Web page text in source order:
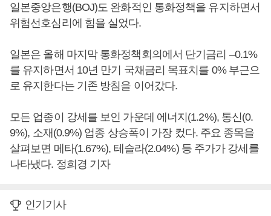
일본중앙은행(BOJ)도 완화적인 통화정책을 유지하면서
위험선호심리에 힘을 실었다.
일본은 올해 마지막 통화정책회의에서 단기금리 –0.1%
를 유지하면서 10년 만기 국채금리 목표치를 0% 부근으
로 유지한다는 기존 방침을 이어갔다.
모든 업종이 강세를 보인 가운데 에너지(1.2%), 통신(0.
9%), 소재(0.9%) 업종 상승폭이 가장 컸다. 주요 종목을
살펴보면 메타(1.67%), 테슬라(2.04%) 등 주가가 강세를
나타냈다. 정희경 기자
인기기사